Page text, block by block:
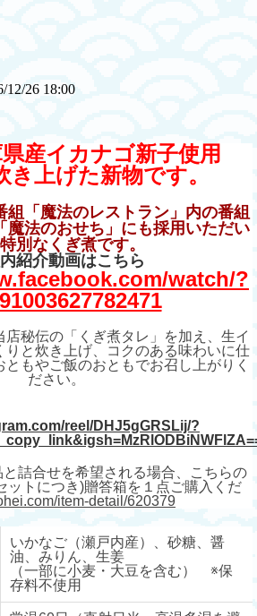
12/26 18:00
産イカナゴ新子使用
上げた新物です。
「魔法のレストラン」内の番組
魔法のおせち」にも採用いただい
別なくぎ煮です。
紹介動画はこちら
watch/?
秘伝の「くぎ煮タレ」を加え、生イ
りと炊き上げ、コクのある味わいに仕
ともやご飯のおともでお召し上がりく
ださい。
reel/DHJ5gGRSLij/?
詰合せを希望される場合、こちらの
ットにつき)贈答箱を１点ご購入くだ
item-detail/620379
いかなご（瀬戸内産）、砂糖、醤
油、みりん、生姜
（一部に小麦・大豆を含む） ※保
存料不使用